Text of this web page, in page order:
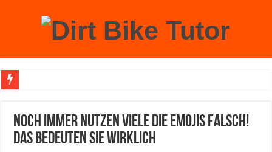
Noch immer nutzen viele die Emojis falsch!
Das bedeuten sie wirklich